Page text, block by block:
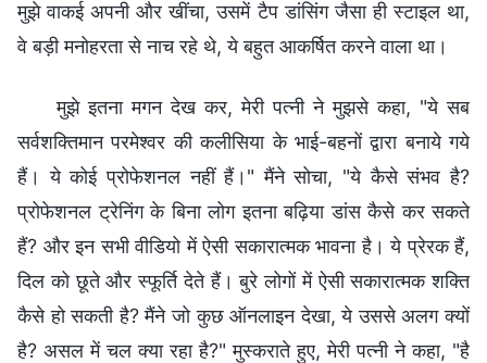
मुझे वाकई अपनी और खींचा, उसमें टैप डांसिंग जैसा ही स्टाइल था,
वे बड़ी मनोहरता से नाच रहे थे, ये बहुत आकर्षित करने वाला था।
मुझे इतना मगन देख कर, मेरी पत्नी ने मुझसे कहा, "ये सब
सर्वशक्तिमान परमेश्वर की कलीसिया के भाई-बहनों द्वारा बनाये गये
हैं। ये कोई प्रोफेशनल नहीं हैं।" मैंने सोचा, "ये कैसे संभव है?
प्रोफेशनल ट्रेनिंग के बिना लोग इतना बढ़िया डांस कैसे कर सकते
हैं? और इन सभी वीडियो में ऐसी सकारात्मक भावना है। ये प्रेरक हैं,
दिल को छूते और स्फूर्ति देते हैं। बुरे लोगों में ऐसी सकारात्मक शक्ति
कैसे हो सकती है? मैंने जो कुछ ऑनलाइन देखा, ये उससे अलग क्यों
है? असल में चल क्या रहा है?" मुस्कराते हुए, मेरी पत्नी ने कहा, "है